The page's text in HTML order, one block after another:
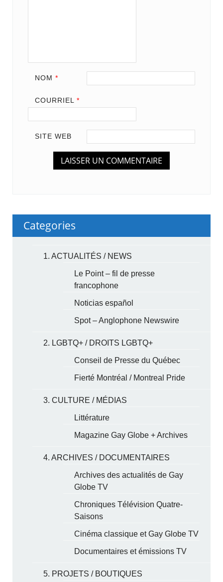
NOM *
COURRIEL *
SITE WEB
Categories
1. ACTUALITÉS / NEWS
Le Point – fil de presse
francophone
Noticias español
Spot – Anglophone Newswire
2. LGBTQ+ / DROITS LGBTQ+
Conseil de Presse du Québec
Fierté Montréal / Montreal Pride
3. CULTURE / MÉDIAS
Littérature
Magazine Gay Globe + Archives
4. ARCHIVES / DOCUMENTAIRES
Archives des actualités de Gay
Globe TV
Chroniques Télévision Quatre-
Saisons
Cinéma classique et Gay Globe TV
Documentaires et émissions TV
5. PROJETS / BOUTIQUES